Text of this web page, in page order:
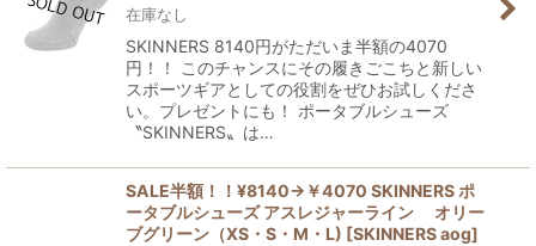
在庫なし
SKINNERS 8140円がただいま半額の4070
円！！ このチャンスにその履きごこちと新しい
スポーツギアとしての役割をぜひお試しくださ
い。プレゼントにも！ ポータブルシューズ
〝SKINNERS〟は…
SALE半額！！¥8140→￥4070 SKINNERS ポ
ータブルシューズ アスレジャーライン オリー
ブグリーン（XS・S・M・L) [SKINNERS aog]